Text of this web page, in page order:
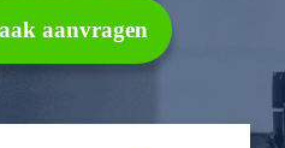
aanvragen